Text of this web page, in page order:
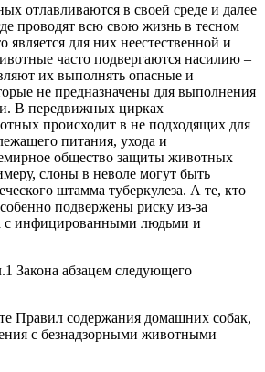
отлавливаются в своей среде и далее
проводят всю свою жизнь в тесном
является для них неестественной и
часто подвергаются насилию –
их выполнять опасные и
не предназначены для выполнения
В передвижных цирках
происходит в не подходящих для
питания, ухода и
общество защиты животных
слоны в неволе могут быть
штамма туберкулеза. А те, кто
подвержены риску из-за
с инфицированными людьми и
Закона абзацем следующего
Правил содержания домашних собак,
с безнадзорными животными